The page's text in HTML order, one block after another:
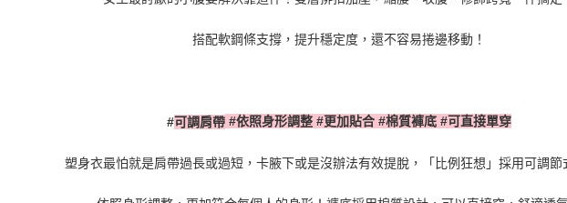
搭配軟鋼條支撐，提升穩定度，還不容易捲邊移動！
#可調肩帶#依照身形調整#更加貼合#棉質褲底#可直接單穿
塑身衣最怕就是肩帶過長或過短，卡腋下或是沒辦法有效提脫，「比例狂想」採用可調節